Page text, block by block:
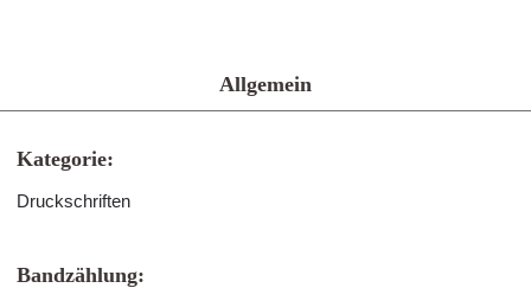
Allgemein
Kategorie:
Druckschriften
Bandzählung: